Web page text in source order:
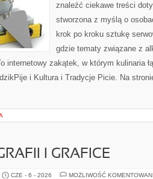
znaleźć ciekawe treści
stworzona z myślą o
krok po kroku sztukę
gdzie tematy związane z
internetowy zakątek, w którym kulinaria
i Kultura i Tradycje Picie. Na
I GRAFICE
CZE - 6 - 2026 MOŻLIWOŚĆ